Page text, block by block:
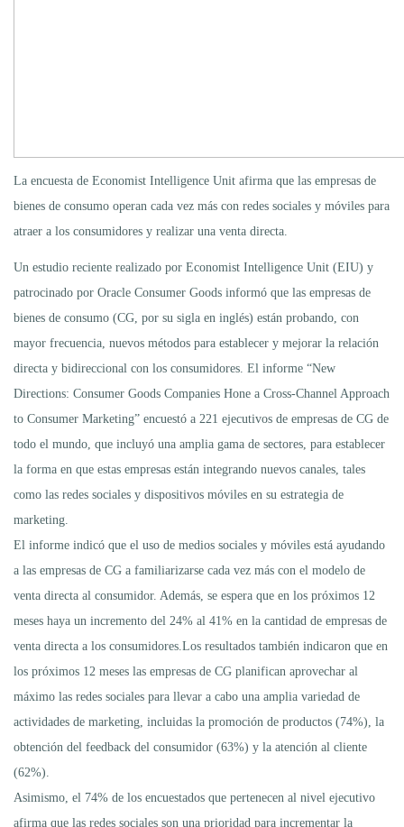
La encuesta de Economist Intelligence Unit afirma que las empresas de
bienes de consumo operan cada vez más con redes sociales y móviles para
atraer a los consumidores y realizar una venta directa.
Un estudio reciente realizado por Economist Intelligence Unit (EIU) y
patrocinado por Oracle Consumer Goods informó que las empresas de
bienes de consumo (CG, por su sigla en inglés) están probando, con
mayor frecuencia, nuevos métodos para establecer y mejorar la relación
directa y bidireccional con los consumidores. El informe “New
Directions: Consumer Goods Companies Hone a Cross-Channel Approach
to Consumer Marketing” encuestó a 221 ejecutivos de empresas de CG de
todo el mundo, que incluyó una amplia gama de sectores, para establecer
la forma en que estas empresas están integrando nuevos canales, tales
como las redes sociales y dispositivos móviles en su estrategia de
marketing.
El informe indicó que el uso de medios sociales y móviles está ayudando
a las empresas de CG a familiarizarse cada vez más con el modelo de
venta directa al consumidor. Además, se espera que en los próximos 12
meses haya un incremento del 24% al 41% en la cantidad de empresas de
venta directa a los consumidores.Los resultados también indicaron que en
los próximos 12 meses las empresas de CG planifican aprovechar al
máximo las redes sociales para llevar a cabo una amplia variedad de
actividades de marketing, incluidas la promoción de productos (74%), la
obtención del feedback del consumidor (63%) y la atención al cliente
(62%).
Asimismo, el 74% de los encuestados que pertenecen al nivel ejecutivo
afirma que las redes sociales son una prioridad para incrementar la